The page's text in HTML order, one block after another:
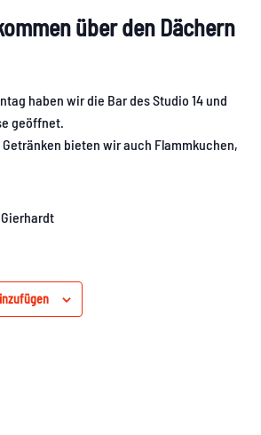
über den Dächern
haben wir die Bar des Studio 14 und
geöffnet.
bieten wir auch Flammkuchen,